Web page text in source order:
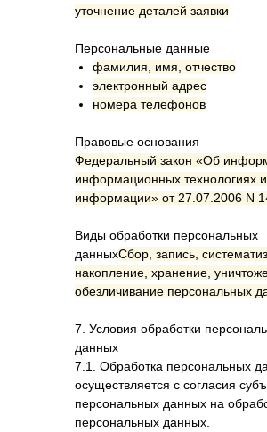
уточнение деталей заявки
Персональные данные
фамилия, имя, отчество
электронный адрес
номера телефонов
Правовые основания
Федеральный закон «Об
информационных технологиях
информации» от 27.07.2006 N
Виды обработки персональных
данныхСбор, запись,
накопление, хранение,
обезличивание персональных
7. Условия обработки
данных
7.1. Обработка персональных
осуществляется с согласия
персональных данных на
персональных данных.